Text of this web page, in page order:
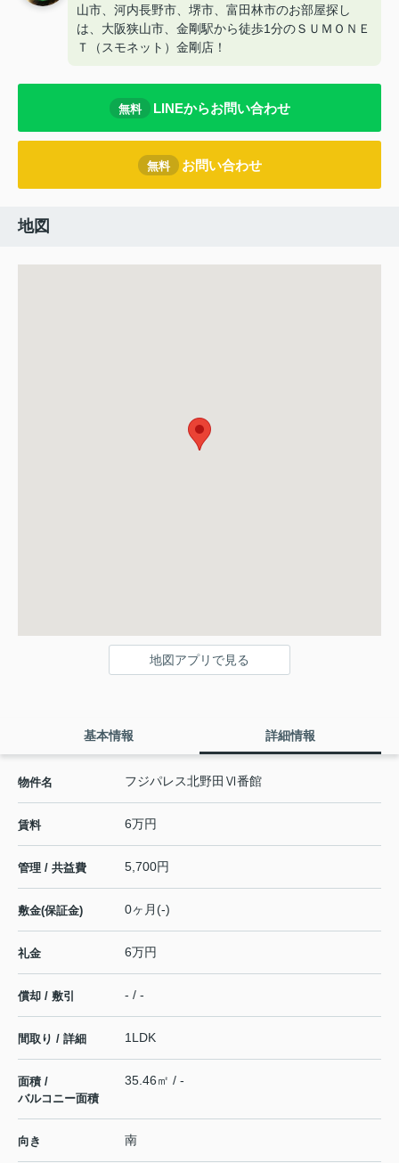
山市、河内長野市、堺市、富田林市のお部屋探し
は、大阪狭山市、金剛駅から徒歩1分のＳＵＭＯＮＥ
Ｔ（スモネット）金剛店！
無料 LINEからお問い合わせ
無料 お問い合わせ
地図
地図アプリで見る
基本情報 詳細情報
物件名 フジパレス北野田Ⅵ番館
賃料 6万円
管理 / 共益費 5,700円
敷金(保証金) 0ヶ月(-)
礼金 6万円
償却 / 敷引 - / -
間取り / 詳細 1LDK
面積 /
バルコニー面積
35.46㎡ / -
向き 南